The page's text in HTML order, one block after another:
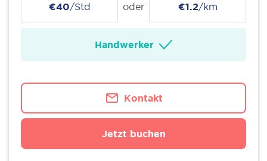
€40/Std oder €1.2/km
Handwerker
Kontakt
Jetzt buchen